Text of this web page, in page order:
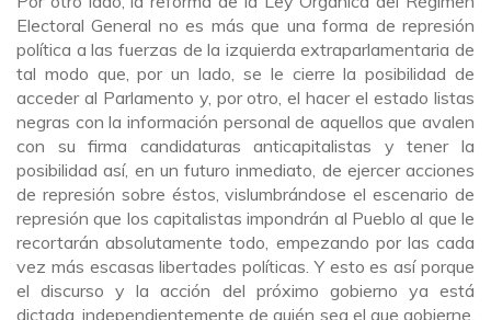
Electoral General no es más que una forma de represión
política a las fuerzas de la izquierda extraparlamentaria de
tal modo que, por un lado, se le cierre la posibilidad de
acceder al Parlamento y, por otro, el hacer el estado listas
negras con la información personal de aquellos que avalen
con su firma candidaturas anticapitalistas y tener la
posibilidad así, en un futuro inmediato, de ejercer acciones
de represión sobre éstos, vislumbrándose el escenario de
represión que los capitalistas impondrán al Pueblo al que le
recortarán absolutamente todo, empezando por las cada
vez más escasas libertades políticas. Y esto es así porque
el discurso y la acción del próximo gobierno ya está
dictada, independientemente de quién sea el que gobierne,